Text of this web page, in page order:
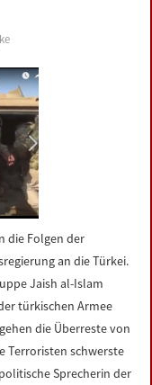
die Folgen der
an die Türkei.
Jaish al-Islam
türkischen Armee
die Überreste von
Terroristen schwerste
Sprecherin der